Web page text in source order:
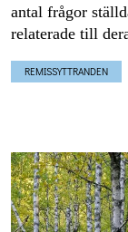
antal frågor
relaterade till
REMISSYTTRANDEN